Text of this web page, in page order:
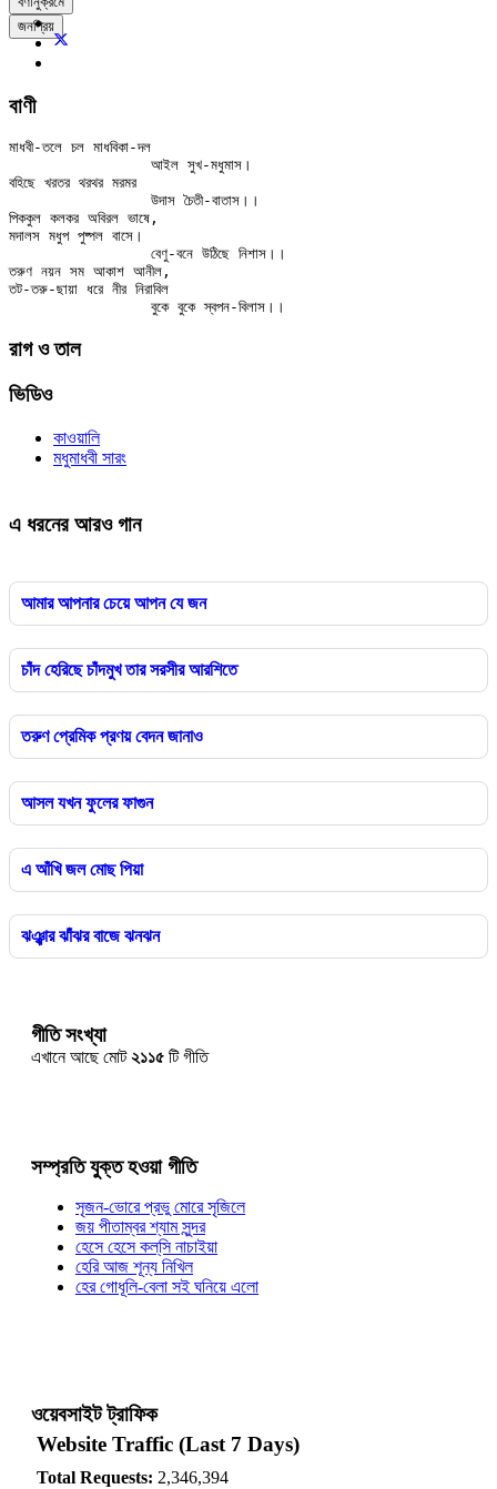
জনপ্রিয়
বাণী
মাধবী-তলে চল মাধবিকা-দল
বহিছে খরতর থরথর মরমর
পিককুল কলকর অবিরল ভাষে,
মদালস মধুপ পুষ্পল বাসে।
তরুণ নয়ন সম আকাশ আনীল,
তট-তরু-ছায়া ধরে নীর নিরাবিল
রাগ ও তাল
ভিডিও
কাওয়ালি
মধুমাধবী সারং
এ ধরনের আরও গান
আমার আপনার চেয়ে আপন যে জন
চাঁদ হেরিছে চাঁদমুখ তার সরসীর আরশিতে
তরুণ প্রেমিক প্রণয় বেদন জানাও
আসল যখন ফুলের ফাগুন
এ আঁখি জল মোছ পিয়া
ঝঞ্ঝার ঝাঁঝর বাজে ঝনঝন
গীতি সংখ্যা
এখানে আছে মোট২১১৫ টি গীতি
সম্প্রতি যুক্ত হওয়া গীতি
সৃজন-ভোরে প্রভু মোরে সৃজিলে
জয় পীতাম্বর শ্যাম সুন্দর
হেসে হেসে কল্‌সি নাচাইয়া
হেরি আজ শূন্য নিখিল
হের গোধূলি-বেলা সই ঘনিয়ে এলো
ওয়েবসাইট ট্রাফিক
Website Traffic (Last 7 Days)
Total Requests: 2,346,394